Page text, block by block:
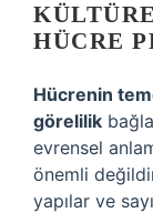
HÜCRE
Hücrenin
görelilik
evrensel
önemli
yapılar ve